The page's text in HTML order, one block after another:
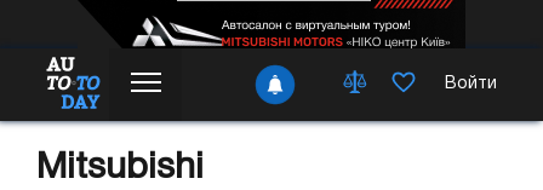
Войти
Mitsubishi